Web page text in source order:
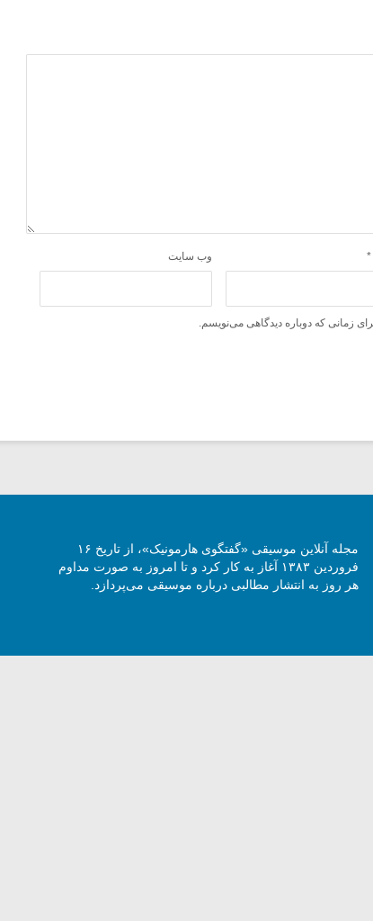
* وب‌ سایت
زمانی که دوباره دیدگاهی می‌نویسم.
مجله آنلاین موسیقی «گفتگوی هارمونیک»، از تاریخ ۱۶
فروردین ۱۳۸۳ آغاز به کار کرد و تا امروز به صورت مداوم
هر روز به انتشار مطالبی درباره موسیقی می‌پردازد.